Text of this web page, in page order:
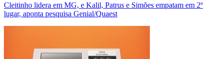
Cleitinho lidera em MG, e Kalil, Patrus e Simões empatam em 2º
lugar, aponta pesquisa Genial/Quaest